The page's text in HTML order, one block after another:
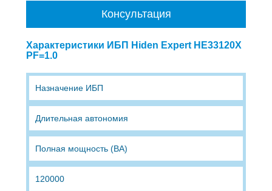
Консультация
Характеристики ИБП Hiden Expert HE33120X
PF=1.0
Назначение ИБП
Длительная автономия
Полная мощность (ВА)
120000